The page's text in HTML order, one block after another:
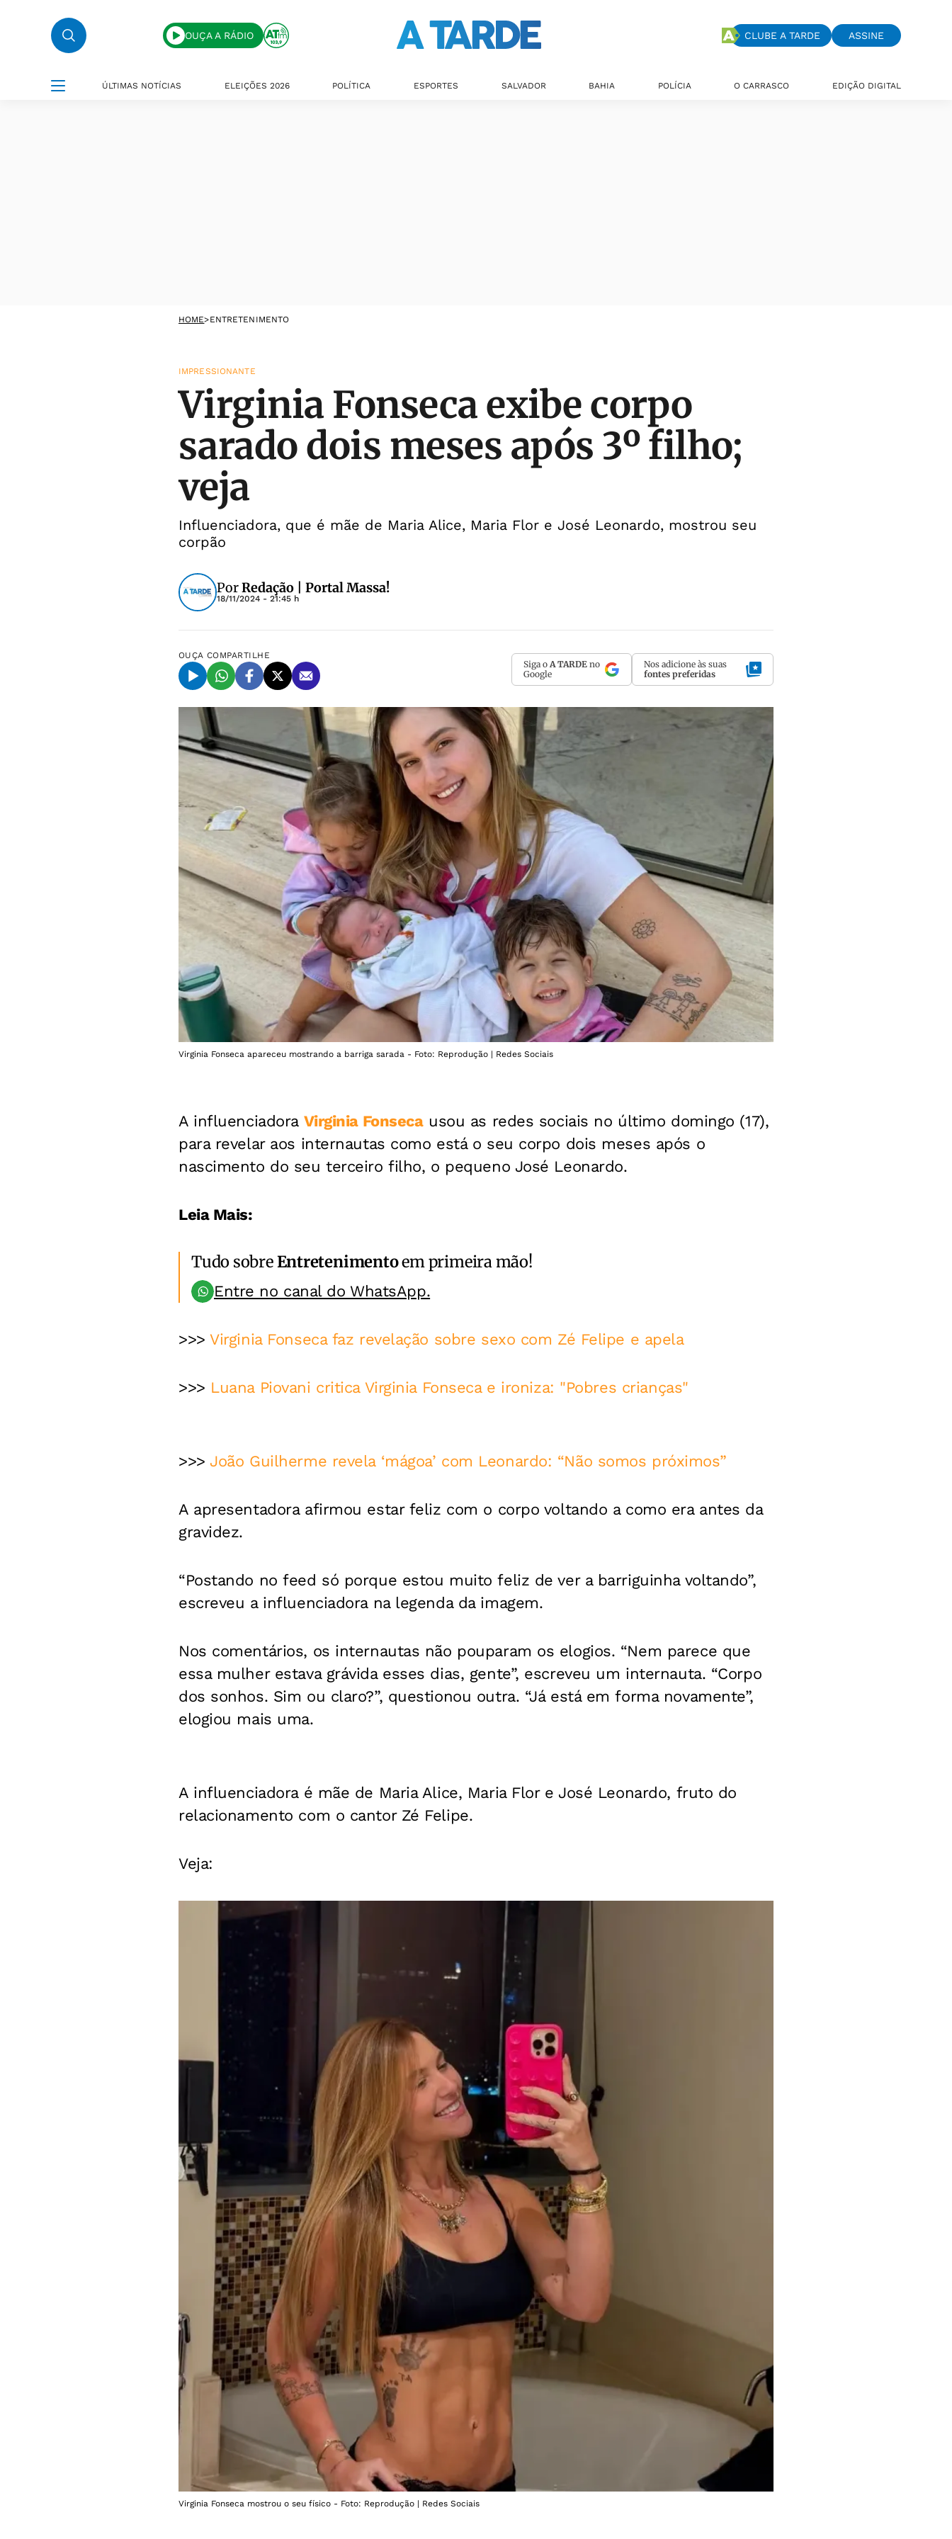
OUÇA A RÁDIO CLUBE A TARDE ASSINE
ÚLTIMAS NOTÍCIAS ELEIÇÕES 2026 POLÍTICA ESPORTES SALVADOR BAHIA POLÍCIA O CARRASCO EDIÇÃO DIGITAL
HOME>ENTRETENIMENTO
IMPRESSIONANTE
Virginia Fonseca exibe corpo
sarado dois meses após 3º filho;
veja
Influenciadora, que é mãe de Maria Alice, Maria Flor e José Leonardo, mostrou seu
corpão
PorRedação | Portal Massa!
18/11/2024 - 21:45 h
OUÇA COMPARTILHE
Siga o A TARDE no
Google
Nos adicione às suas
fontes preferidas
Virginia Fonseca apareceu mostrando a barriga sarada - Foto: Reprodução | Redes Sociais
A influenciadora Virginia Fonsecausou as redes sociais no último domingo (17),
para revelar aos internautas como está o seu corpo dois meses após o
nascimento do seu terceiro filho, o pequeno José Leonardo.
Leia Mais:
Tudo sobreEntretenimentoem primeira mão!
Entre no canal do WhatsApp.
>>>Virginia Fonseca faz revelação sobre sexo com Zé Felipe e apela
>>> Luana Piovani critica Virginia Fonseca e ironiza: "Pobres crianças"
>>> João Guilherme revela ‘mágoa’ com Leonardo: “Não somos próximos”
A apresentadora afirmou estar feliz com o corpo voltando a como era antes da
gravidez.
“Postando no feed só porque estou muito feliz de ver a barriguinha voltando”,
escreveu a influenciadora na legenda da imagem.
Nos comentários, os internautas não pouparam os elogios. “Nem parece que
essa mulher estava grávida esses dias, gente”, escreveu um internauta. “Corpo
dos sonhos. Sim ou claro?”, questionou outra. “Já está em forma novamente”,
elogiou mais uma.
A influenciadora é mãe de Maria Alice, Maria Flor e José Leonardo, fruto do
relacionamento com o cantor Zé Felipe.
Veja:
Virginia Fonseca mostrou o seu físico - Foto: Reprodução | Redes Sociais